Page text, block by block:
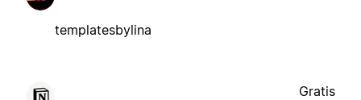
templatesbylina
Gratis